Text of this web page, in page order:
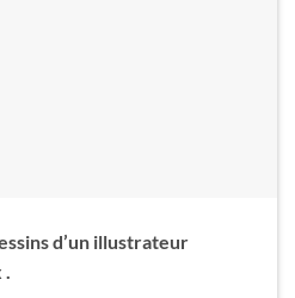
d’un illustrateur
.